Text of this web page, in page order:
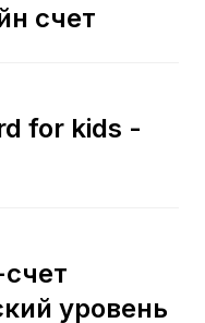
счет
for kids -
уровень